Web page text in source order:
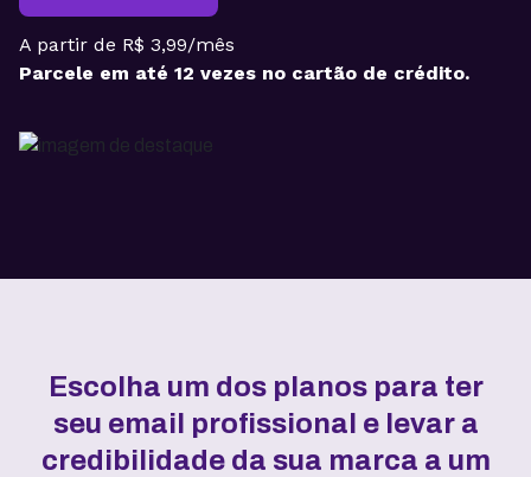
A partir de R$ 3,99/mês
Parcele em até 12 vezes no cartão de crédito.
Escolha um dos planos para ter
seu email profissional e levar a
credibilidade da sua marca a um